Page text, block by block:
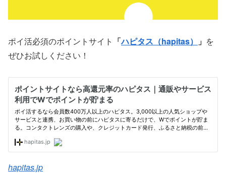
ポイ活必須のポイントサイト 「ハピタス（hapitas） 」 を
ぜひお試しください！
hapitas.jp